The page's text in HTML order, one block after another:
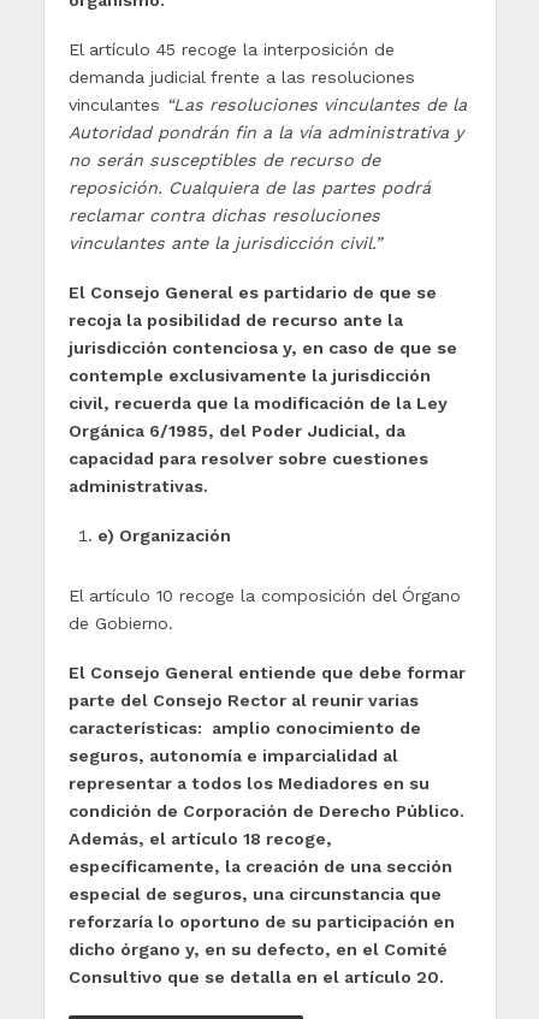
El artículo 45 recoge la interposición de
demanda judicial frente a las resoluciones
vinculantes “Las resoluciones vinculantes de la
Autoridad pondrán fin a la vía administrativa y
no serán susceptibles de recurso de
reposición. Cualquiera de las partes podrá
reclamar contra dichas resoluciones
vinculantes ante la jurisdicción civil.”
El Consejo General es partidario de que se
recoja la posibilidad de recurso ante la
jurisdicción contenciosa y, en caso de que se
contemple exclusivamente la jurisdicción
civil, recuerda que la modificación de la Ley
Orgánica 6/1985, del Poder Judicial, da
capacidad para resolver sobre cuestiones
administrativas.
e) Organización
El artículo 10 recoge la composición del Órgano
de Gobierno.
El Consejo General entiende que debe formar
parte del Consejo Rector al reunir varias
características: amplio conocimiento de
seguros, autonomía e imparcialidad al
representar a todos los Mediadores en su
condición de Corporación de Derecho Público.
Además, el artículo 18 recoge,
específicamente, la creación de una sección
especial de seguros, una circunstancia que
reforzaría lo oportuno de su participación en
dicho órgano y, en su defecto, en el Comité
Consultivo que se detalla en el artículo 20.